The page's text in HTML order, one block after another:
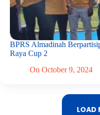
BPRS Almadinah
Raya Cup 2
On October 9, 2024
LOAD